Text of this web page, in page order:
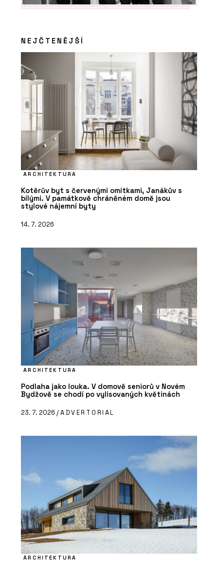
NEJČTENĚJŠÍ
ARCHITEKTURA
Kotěrův byt s červenými omítkami, Janákův s
bílými. V památkově chráněném domě jsou
stylové nájemní byty
14. 7. 2026
ARCHITEKTURA
Podlaha jako louka. V domově seniorů v Novém
Bydžově se chodí po vylisovaných květinách
23. 7. 2026 /ADVERTORIAL
ARCHITEKTURA